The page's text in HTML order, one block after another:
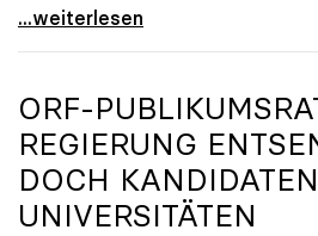
„Top-Rankingplätze heimischer
...weiterlesen
ORF-
REGIERUNG
DOCH
UNIVERSITÄTEN